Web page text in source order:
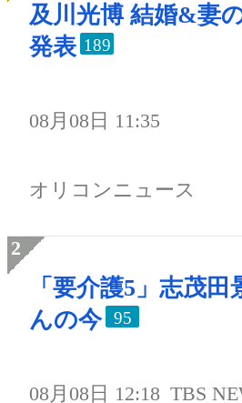
及川光博 結婚&妻
発表 189
08月08日 11:35
オリコンニュース
「要介護5」志茂田
んの今
95
08月08日 12:18 TBS